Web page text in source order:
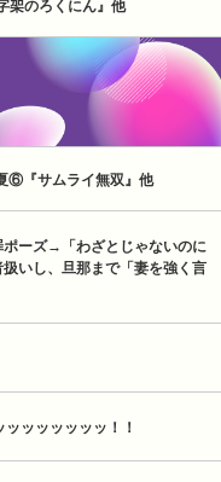
架のろくにん』他
⑥『サムライ無双』他
ーズ→「わざとじゃないのに
いし、旦那まで「妻を強く言
ッッッッッッ！！